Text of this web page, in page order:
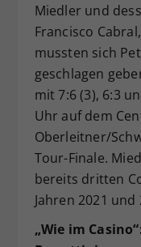
Miedler und
Francisco
mussten sich
geschlagen
mit 7:6 (3), 6:3
Uhr auf dem
Oberleitner/
Tour-Finale.
bereits dritten
Jahren 2021 und
„Wie im